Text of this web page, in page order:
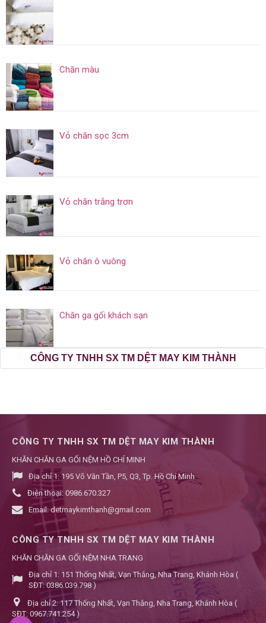
Chăn màu
Vỏ chăn sọc 3cm
Vỏ chăn trắng trơn
Vỏ chăn ô vuông
Chăn ga gối khách sạn
CÔNG TY TNHH SX TM DỆT MAY KIM THÀNH
CÔNG TY TNHH SX TM DỆT MAY KIM THÀNH
KHĂN CHĂN GA GỐI NỆM HỒ CHÍ MINH
Địa chỉ 1:195 Võ Văn Tần, P5, Q3, Tp. Hồ Chí Minh
Điện thoại: 0986.670.327
Email:detmaykimthanh@gmail.com
CÔNG TY TNHH SX TM DỆT MAY KIM THÀNH
KHĂN CHĂN GA GỐI NỆM NHA TRANG
Địa chỉ 1: 151 Thống Nhất, Vạn Thắng, Nha Trang, Khánh Hòa (
SĐT: 0386.039.798 )
Địa chỉ 2:117 Thống Nhất, Vạn Thắng, Nha Trang, Khánh Hòa (
SĐT: 0967.741.254 )